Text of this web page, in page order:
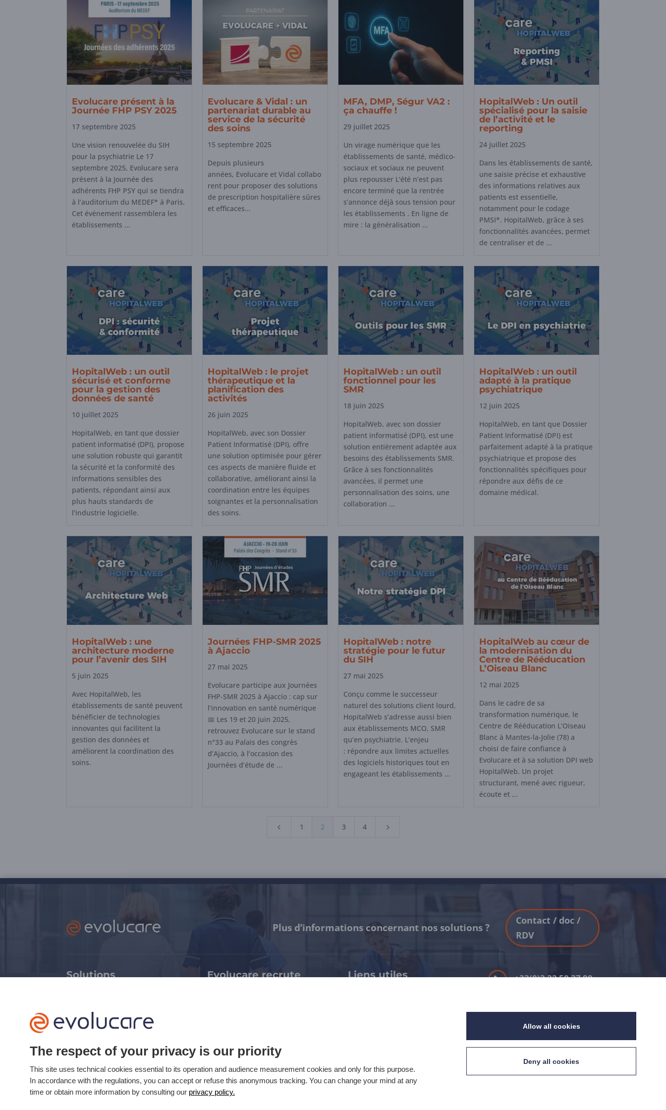
Evolucare présent à la
Journée FHP PSY 2025
17 septembre 2025
Une vision renouvelée du SIH
pour la psychiatrie Le 17
septembre 2025, Evolucare sera
présent à la Journée des
adhérents FHP PSY qui se tiendra
à l’auditorium du MEDEF* à Paris.
Cet événement rassemblera les
établissements ...
Evolucare & Vidal : un
partenariat durable au
service de la sécurité
des soins
15 septembre 2025
Depuis plusieurs
années, Evolucare et Vidal collabo
rent pour proposer des solutions
de prescription hospitalière sûres
et efficaces...
MFA, DMP, Ségur VA2 :
ça chauffe !
29 juillet 2025
Un virage numérique que les
établissements de santé, médico-
sociaux et sociaux ne peuvent
plus repousser L'été n’est pas
encore terminé que la rentrée
s’annonce déjà sous tension pour
les établissements . En ligne de
mire : la généralisation ...
HopitalWeb : Un outil
spécialisé pour la saisie
de l’activité et le
reporting
24 juillet 2025
Dans les établissements de santé,
une saisie précise et exhaustive
des informations relatives aux
patients est essentielle,
notamment pour le codage
PMSI*. HopitalWeb, grâce à ses
fonctionnalités avancées, permet
de centraliser et de ...
HopitalWeb : un outil
sécurisé et conforme
pour la gestion des
données de santé
10 juillet 2025
HopitalWeb, en tant que dossier
patient informatisé (DPI), propose
une solution robuste qui garantit
la sécurité et la conformité des
informations sensibles des
patients, répondant ainsi aux
plus hauts standards de
l'industrie logicielle.
HopitalWeb : le projet
thérapeutique et la
planification des
activités
26 juin 2025
HopitalWeb, avec son Dossier
Patient Informatisé (DPI), offre
une solution optimisée pour gérer
ces aspects de manière fluide et
collaborative, améliorant ainsi la
coordination entre les équipes
soignantes et la personnalisation
des soins.
HopitalWeb : un outil
fonctionnel pour les
SMR
18 juin 2025
HopitalWeb, avec son dossier
patient informatisé (DPI), est une
solution entièrement adaptée aux
besoins des établissements SMR.
Grâce à ses fonctionnalités
avancées, il permet une
personnalisation des soins, une
collaboration ...
HopitalWeb : un outil
adapté à la pratique
psychiatrique
12 juin 2025
HopitalWeb, en tant que Dossier
Patient Informatisé (DPI) est
parfaitement adapté à la pratique
psychiatrique et propose des
fonctionnalités spécifiques pour
répondre aux défis de ce
domaine médical.
HopitalWeb : une
architecture moderne
pour l’avenir des SIH
5 juin 2025
Avec HopitalWeb, les
établissements de santé peuvent
bénéficier de technologies
innovantes qui facilitent la
gestion des données et
améliorent la coordination des
soins.
Journées FHP-SMR 2025
à Ajaccio
27 mai 2025
Evolucare participe aux Journées
FHP-SMR 2025 à Ajaccio : cap sur
l’innovation en santé numérique
📅 Les 19 et 20 juin 2025,
retrouvez Evolucare sur le stand
n°33 au Palais des congrès
d’Ajaccio, à l’occasion des
Journées d’étude de ...
HopitalWeb : notre
stratégie pour le futur
du SIH
27 mai 2025
Conçu comme le successeur
naturel des solutions client lourd,
HopitalWeb s’adresse aussi bien
aux établissements MCO, SMR
qu’en psychiatrie. L’enjeu
: répondre aux limites actuelles
des logiciels historiques tout en
engageant les établissements ...
HopitalWeb au cœur de
la modernisation du
Centre de Rééducation
L’Oiseau Blanc
12 mai 2025
Dans le cadre de sa
transformation numérique, le
Centre de Rééducation L’Oiseau
Blanc à Mantes-la-Jolie (78) a
choisi de faire confiance à
Evolucare et à sa solution DPI web
HopitalWeb. Un projet
structurant, mené avec rigueur,
écoute et ...
4 1 2 3 4 5
Plus d’informations concernant nos solutions ?
Contact / doc /
RDV
Solutions
Soins critiques
Imagerie médicale
Evolucare Labs
Ophtalmologie
Evolucare recrute Liens utiles
ECS Support
 +33(0)3 22 50 37 90
LINKEDIN
The respect of your privacy is our priority
This site uses technical cookies essential to its operation and audience measurement cookies and only for this purpose.
In accordance with the regulations, you can accept or refuse this anonymous tracking. You can change your mind at any
time or obtain more information by consulting our privacy policy.
Allow all cookies
Deny all cookies